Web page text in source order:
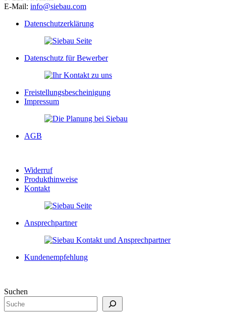
E-Mail: info@siebau.com
Datenschutzerklärung
Datenschutz für Bewerber
Freistellungsbescheinigung
Impressum
AGB
Widerruf
Produkthinweise
Kontakt
Ansprechpartner
Kundenempfehlung
Suchen